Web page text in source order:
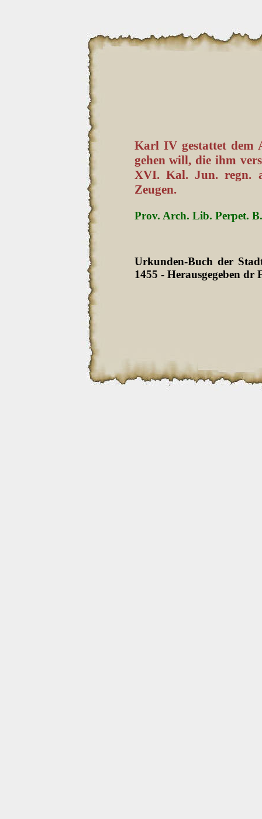
Karl IV gestattet dem
gehen will, die ihm
XVI. Kal. Jun. regn.
Zeugen.
Prov. Arch. Lib. Perpet.
Urkunden-Buch der
1455 - Herausgegeben